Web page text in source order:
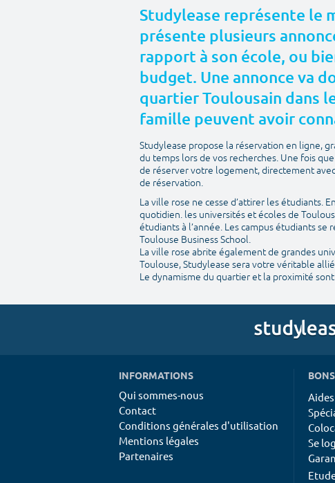
Studylease représente le
présente plusieurs
rapport à son école, ou
budget. Une annonce va
quartier Toulousain dans
famille peuvent avoir
Studylease propose la réservation en ligne,
du temps lors de vos recherches. Une fois
de réserver votre logement, directement
de réservation.
La ville rose ne cesse d’attirer les étudiants.
quotidien. les universités et écoles de
étudiants à l’année. Les campus étudiants
Toulouse Business School.
La ville rose abrite également de grandes
Toulouse, Studylease sera votre véritable
Le dynamisme du quartier et la proximité
INFORMATIONS
Qui sommes-nous
Contact
Conditions générales d'utilisation
Mentions légales
Partenaires
Se